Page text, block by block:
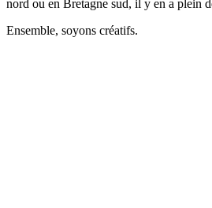
nord ou en Bretagne sud, il y en a plein
Ensemble, soyons créatifs.